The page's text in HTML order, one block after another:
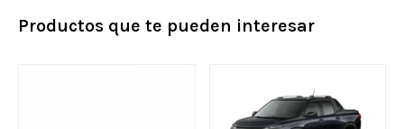
Productos que te pueden interesar